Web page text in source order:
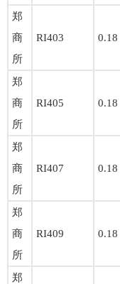
郑
商
所
RI403 0.18
郑
商
所
RI405 0.18
郑
商
所
RI407 0.18
郑
商
所
RI409 0.18
郑